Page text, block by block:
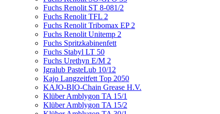
Fuchs Renolit ST 8-081/2
Fuchs Renolit TFL 2
Fuchs Renolit Tribomax EP 2
Fuchs Renolit Unitemp 2
Fuchs Spritzkabinenfett
Fuchs Stabyl LT 50
Fuchs Urethyn E/M 2
Igralub PasteLub 10/12
Kajo Langzeitfett Top 2050
KAJO-BIO-Chain Grease H.V.
Klüber Amblygon TA 15/1
Klüber Amblygon TA 15/2